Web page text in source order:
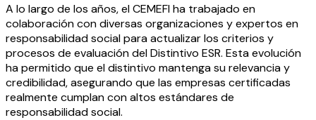
A lo largo de los años, el CEMEFI ha trabajado en
colaboración con diversas organizaciones y expertos en
responsabilidad social para actualizar los criterios y
procesos de evaluación del Distintivo ESR. Esta evolución
ha permitido que el distintivo mantenga su relevancia y
credibilidad, asegurando que las empresas certificadas
realmente cumplan con altos estándares de
responsabilidad social.